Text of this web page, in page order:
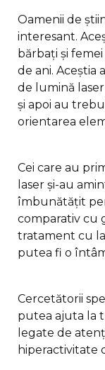
Oamenii de
interesant.
bărbați și
de ani. Aceștia
de lumină
și apoi au
orientarea
Cei care au
laser și-au
îmbunătățit
comparativ cu
tratament cu
putea fi o
Cercetătorii
putea ajuta la
legate de
hiperactivitate